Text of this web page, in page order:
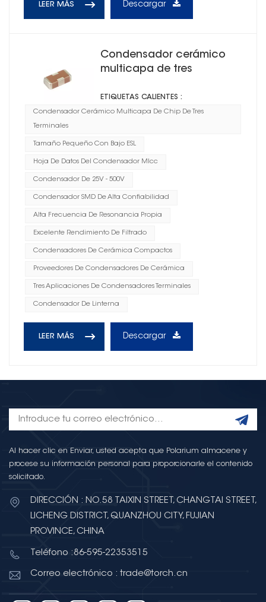
LEER MÁS Descargar
Condensador cerámico
multicapa de tres
ETIQUETAS CALIENTES :
Condensador Cerámico Multicapa De Chip De Tres
Terminales
Tamaño Pequeño Con Bajo ESL
Hoja De Datos Del Condensador Mlcc
Condensador De 25V - 500V
Condensador SMD De Alta Confiabilidad
Alta Frecuencia De Resonancia Propia
Excelente Rendimiento De Filtrado
Condensadores De Cerámica Compactos
Proveedores De Condensadores De Cerámica
Tres Aplicaciones De Condensadores Terminales
Condensador De Linterna
LEER MÁS Descargar
Al hacer clic en Enviar, usted acepta que Polarium almacene y
procese su información personal para proporcionarle el contenido
solicitado.
DIRECCIÓN : NO.58 TAIXIN STREET, CHANGTAI STREET,
LICHENG DISTRICT, QUANZHOU CITY, FUJIAN
PROVINCE, CHINA
Teléfono :86-595-22353515
Correo electrónico : trade@torch.cn